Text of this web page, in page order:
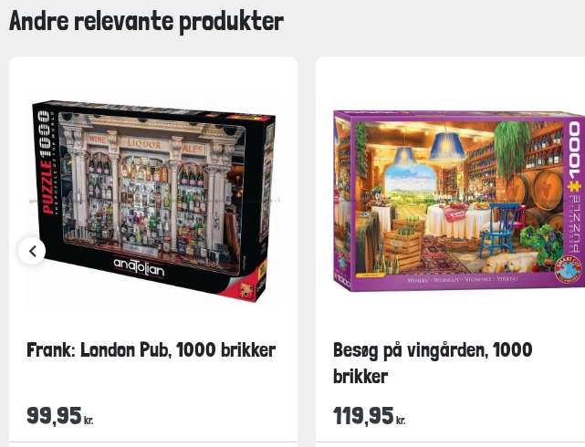
Andre relevante produkter
Frank: London Pub, 1000 brikker
99,95 kr.
Besøg på vingården, 1000
brikker
119,95 kr.